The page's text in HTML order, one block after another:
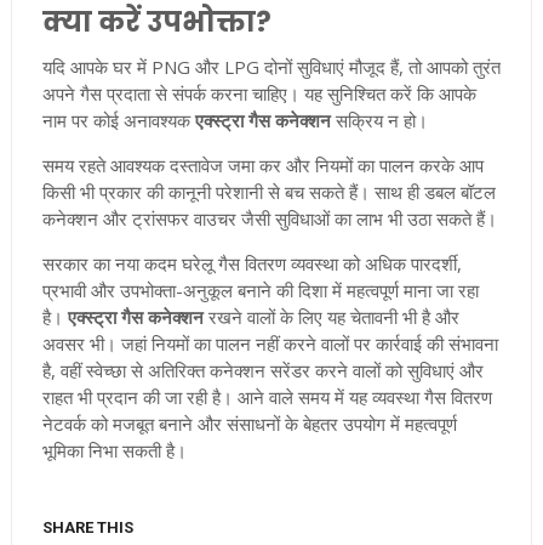
क्या करें उपभोक्ता?
यदि आपके घर में PNG और LPG दोनों सुविधाएं मौजूद हैं, तो आपको तुरंत
अपने गैस प्रदाता से संपर्क करना चाहिए। यह सुनिश्चित करें कि आपके
नाम पर कोई अनावश्यकएक्स्ट्रा गैस कनेक्शनसक्रिय न हो।
समय रहते आवश्यक दस्तावेज जमा कर और नियमों का पालन करके आप
किसी भी प्रकार की कानूनी परेशानी से बच सकते हैं। साथ ही डबल बॉटल
कनेक्शन और ट्रांसफर वाउचर जैसी सुविधाओं का लाभ भी उठा सकते हैं।
सरकार का नया कदम घरेलू गैस वितरण व्यवस्था को अधिक पारदर्शी,
प्रभावी और उपभोक्ता-अनुकूल बनाने की दिशा में महत्वपूर्ण माना जा रहा
है। एक्स्ट्रा गैस कनेक्शनरखने वालों के लिए यह चेतावनी भी है और
अवसर भी। जहां नियमों का पालन नहीं करने वालों पर कार्रवाई की संभावना
है, वहीं स्वेच्छा से अतिरिक्त कनेक्शन सरेंडर करने वालों को सुविधाएं और
राहत भी प्रदान की जा रही है। आने वाले समय में यह व्यवस्था गैस वितरण
नेटवर्क को मजबूत बनाने और संसाधनों के बेहतर उपयोग में महत्वपूर्ण
भूमिका निभा सकती है।
SHARE THIS